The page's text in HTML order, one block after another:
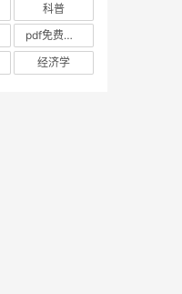
科普
pdf免费阅读
经济学